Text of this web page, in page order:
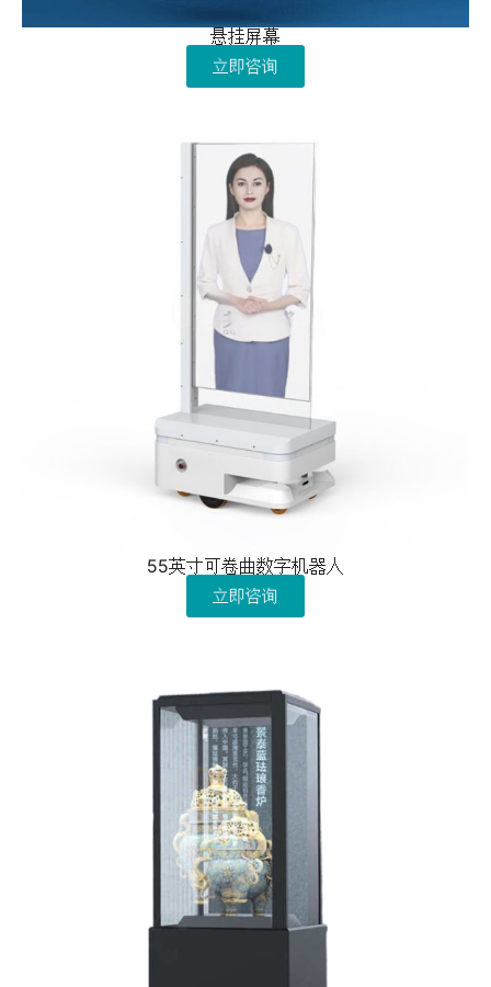
悬挂屏幕
立即咨询
55英寸可卷曲数字机器人
立即咨询